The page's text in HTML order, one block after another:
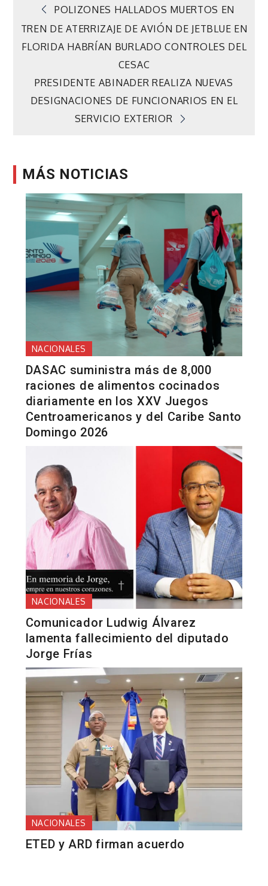
Navegación
de
entradas
POLIZONES HALLADOS MUERTOS EN
TREN DE ATERRIZAJE DE AVIÓN DE JETBLUE EN
FLORIDA HABRÍAN BURLADO CONTROLES DEL
CESAC
PRESIDENTE ABINADER REALIZA NUEVAS
DESIGNACIONES DE FUNCIONARIOS EN EL
SERVICIO EXTERIOR
MÁS NOTICIAS
NACIONALES
DASAC suministra más de 8,000
raciones de alimentos cocinados
diariamente en los XXV Juegos
Centroamericanos y del Caribe Santo
Domingo 2026
NACIONALES
Comunicador Ludwig Álvarez
lamenta fallecimiento del diputado
Jorge Frías
NACIONALES
ETED y ARD firman acuerdo